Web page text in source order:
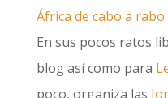
África de cabo a rabo
En sus pocos ratos
blog así como para
poco, organiza las